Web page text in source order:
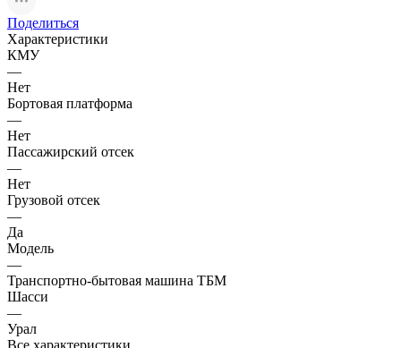
Поделиться
Характеристики
КМУ
—
Нет
Бортовая платформа
—
Нет
Пассажирский отсек
—
Нет
Грузовой отсек
—
Да
Модель
—
Транспортно-бытовая машина ТБМ
Шасси
—
Урал
Все характеристики